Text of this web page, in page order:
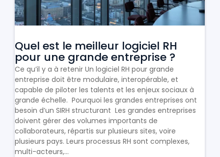
Quel est le meilleur logiciel RH
pour une grande entreprise ?
Ce qu’il y a à retenir Un logiciel RH pour grande
entreprise doit être modulaire, interopérable, et
capable de piloter les talents et les enjeux sociaux à
grande échelle. Pourquoi les grandes entreprises ont
besoin d’un SIRH structurant Les grandes entreprises
doivent gérer des volumes importants de
collaborateurs, répartis sur plusieurs sites, voire
plusieurs pays. Leurs processus RH sont complexes,
multi-acteurs,...